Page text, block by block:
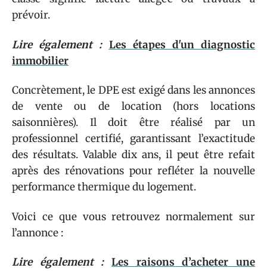
prévoir.
Lire également : Les étapes d'un diagnostic
immobilier
Concrètement, le DPE est exigé dans les annonces
de vente ou de location (hors locations
saisonnières). Il doit être réalisé par un
professionnel certifié, garantissant l’exactitude
des résultats. Valable dix ans, il peut être refait
après des rénovations pour refléter la nouvelle
performance thermique du logement.
Voici ce que vous retrouvez normalement sur
l’annonce :
Lire également : Les raisons d’acheter une